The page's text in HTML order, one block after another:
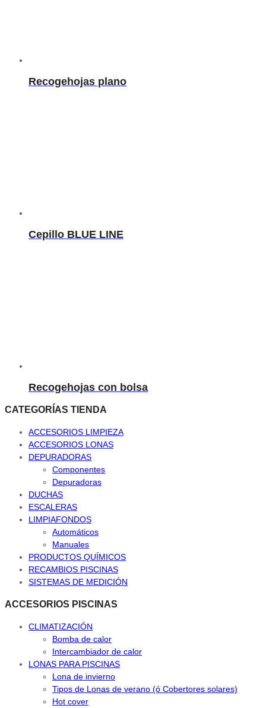
Recogehojas plano
Cepillo BLUE LINE
Recogehojas con bolsa
CATEGORÍAS TIENDA
ACCESORIOS LIMPIEZA
ACCESORIOS LONAS
DEPURADORAS
Componentes
Depuradoras
DUCHAS
ESCALERAS
LIMPIAFONDOS
Automáticos
Manuales
PRODUCTOS QUÍMICOS
RECAMBIOS PISCINAS
SISTEMAS DE MEDICIÓN
ACCESORIOS PISCINAS
CLIMATIZACIÓN
Bomba de calor
Intercambiador de calor
LONAS PARA PISCINAS
Lona de invierno
Tipos de Lonas de verano (ó Cobertores solares)
Hot cover